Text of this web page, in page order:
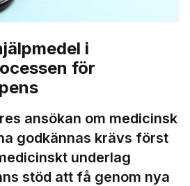
i
för
ansökan om medicinsk
godkännas krävs först
underlag
stöd att få genom nya